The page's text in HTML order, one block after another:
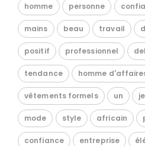
homme personne
mains beau travail
positif professionnel
tendance homme
vêtements formels un
mode style africain
confiance entreprise